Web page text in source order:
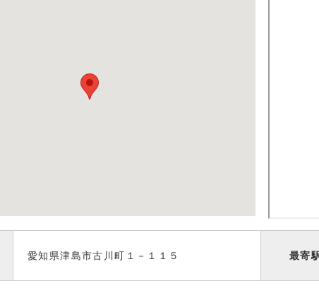
愛知県津島市古川町１－１１５ 最寄